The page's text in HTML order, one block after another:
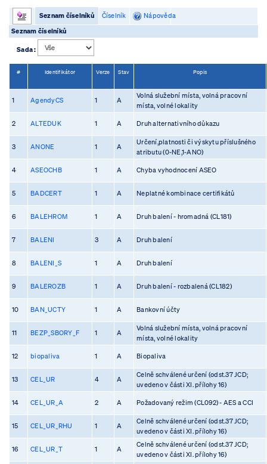
Seznam číselníků Číselník
Nápověda
Seznam číselníků
Sada :
# Identifikátor Verze Stav Popis
1 AgendyCS 1 A
Volná služební místa, volná pracovní
místa, volné lokality
2 ALTEDUK 1 A Druh alternativního důkazu
3 ANONE 1 A
Určení,platnosti či výskytu příslušného
atributu (0-NE,1-ANO)
4 ASEOCHB 1 A Chyba vyhodnocení ASEO
5 BADCERT 1 A Neplatné kombinace certifikátů
6 BALEHROM 1 A Druh balení - hromadná (CL181)
7 BALENI 3 A Druh balení
8 BALENI_S 1 A Druh balení
9 BALEROZB 1 A Druh balení - rozbalená (CL182)
10 BAN_UCTY 1 A Bankovní účty
11 BEZP_SBORY_F 1 A
Volná služební místa, volná pracovní
místa, volné lokality
12 biopaliva 1 A Biopaliva
13 CEL_UR 4 A
Celně schválené určení (odst.37 JCD;
uvedeno v části XI. přílohy 16)
14 CEL_UR_A 2 A Požadovaný režim (CL092) - AES a CCI
15 CEL_UR_RHU 1 A
Celně schválené určení (odst.37 JCD;
uvedeno v části XI. přílohy 16)
16 CEL_UR_T 1 A
Celně schválené určení (odst.37 JCD;
uvedeno v části XI. přílohy 16)